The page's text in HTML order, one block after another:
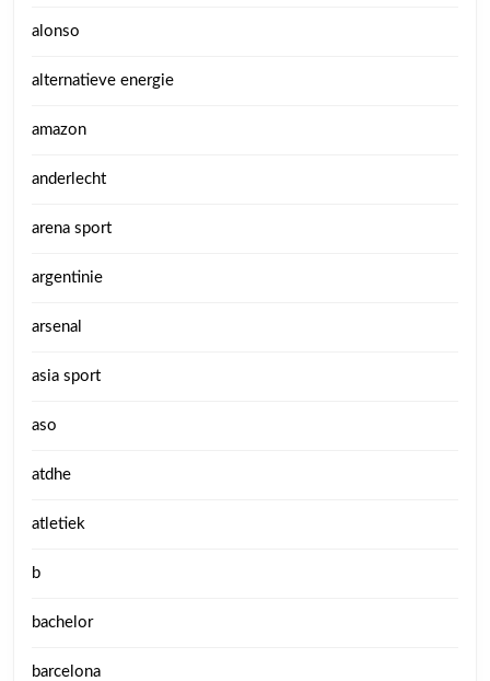
alonso
alternatieve energie
amazon
anderlecht
arena sport
argentinie
arsenal
asia sport
aso
atdhe
atletiek
b
bachelor
barcelona